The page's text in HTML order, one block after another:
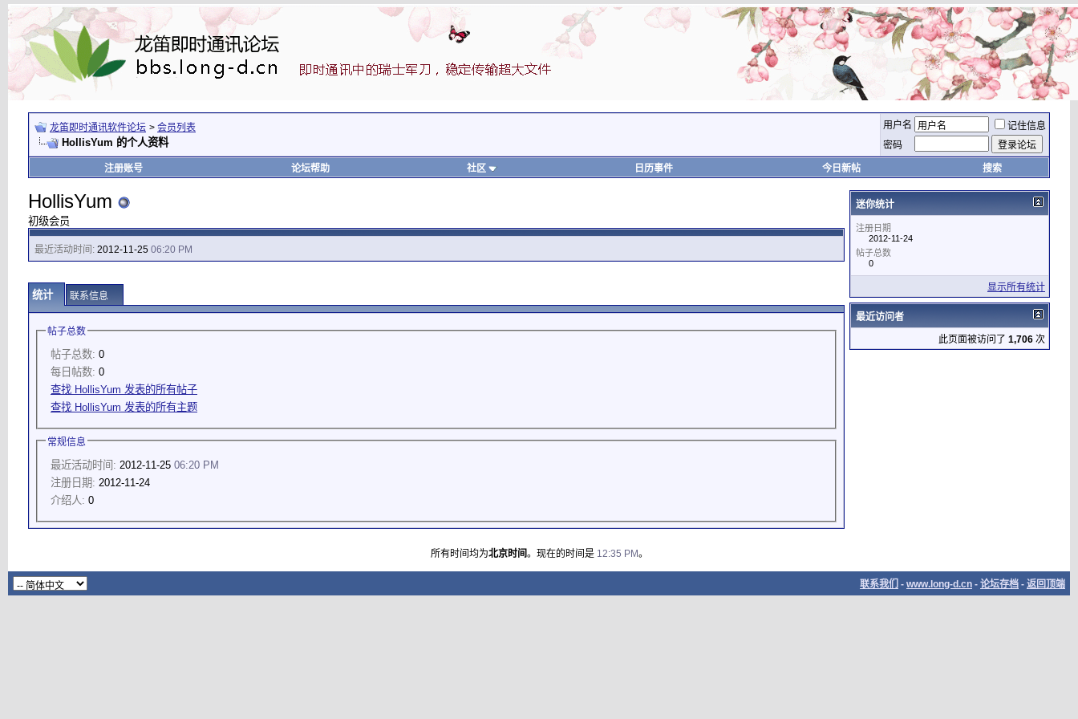
龙笛即时通讯软件论坛 > 会员列表
HollisYum 的个人资料
用户名
记住信息
密码
注册账号 论坛帮助 社区 日历事件 今日新帖 搜索
HollisYum
初级会员
最近活动时间: 2012-11-25 06:20 PM
统计 联系信息
帖子总数
帖子总数: 0
每日帖数: 0
查找 HollisYum 发表的所有帖子
查找 HollisYum 发表的所有主题
常规信息
最近活动时间: 2012-11-25 06:20 PM
注册日期: 2012-11-24
介绍人: 0
迷你统计
注册日期
2012-11-24
帖子总数
0
显示所有统计
最近访问者
此页面被访问了 1,706 次
所有时间均为北京时间。现在的时间是 12:35 PM。
联系我们 - www.long-d.cn - 论坛存档 - 返回顶端